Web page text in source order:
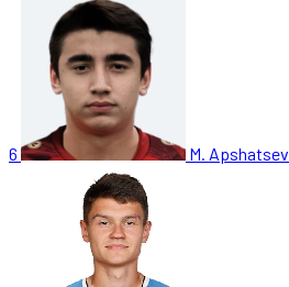
6 M. Apshatsev